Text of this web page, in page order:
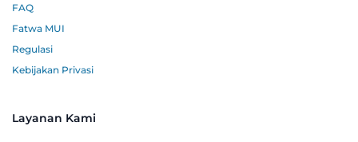
FAQ
Fatwa MUI
Regulasi
Kebijakan Privasi
Layanan Kami